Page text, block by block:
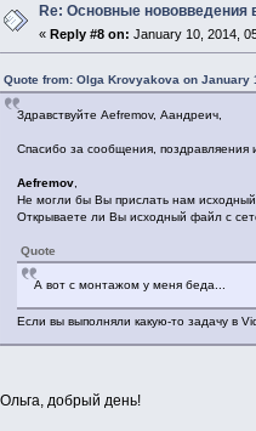
Re: Основные нововведения
«Reply #8 on: January 10, 2014,
Quote from: Olga Krovyakova on January
Здравствуйте Aefremov, Аандреич,
Спасибо за сообщения, поздравляения
Aefremov,
Не могли бы Вы прислать нам
Открываете ли Вы исходный файл с
Quote
А вот с монтажом у меня беда...
Если вы выполняли какую-то задачу в
Ольга, добрый день!